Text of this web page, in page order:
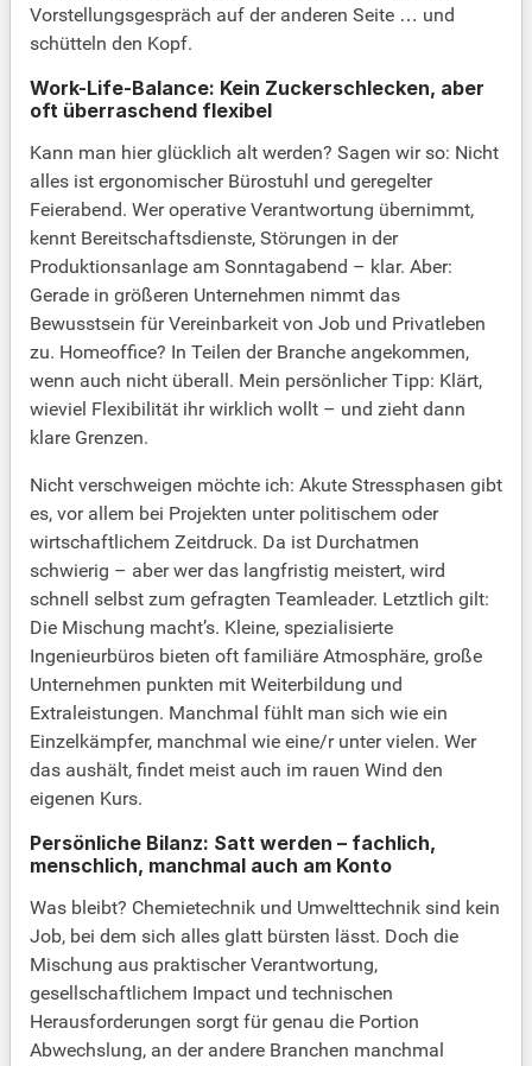
Vorstellungsgespräch auf der anderen Seite … und
schütteln den Kopf.
Work-Life-Balance: Kein Zuckerschlecken, aber
oft überraschend flexibel
Kann man hier glücklich alt werden? Sagen wir so: Nicht
alles ist ergonomischer Bürostuhl und geregelter
Feierabend. Wer operative Verantwortung übernimmt,
kennt Bereitschaftsdienste, Störungen in der
Produktionsanlage am Sonntagabend – klar. Aber:
Gerade in größeren Unternehmen nimmt das
Bewusstsein für Vereinbarkeit von Job und Privatleben
zu. Homeoffice? In Teilen der Branche angekommen,
wenn auch nicht überall. Mein persönlicher Tipp: Klärt,
wieviel Flexibilität ihr wirklich wollt – und zieht dann
klare Grenzen.
Nicht verschweigen möchte ich: Akute Stressphasen gibt
es, vor allem bei Projekten unter politischem oder
wirtschaftlichem Zeitdruck. Da ist Durchatmen
schwierig – aber wer das langfristig meistert, wird
schnell selbst zum gefragten Teamleader. Letztlich gilt:
Die Mischung macht’s. Kleine, spezialisierte
Ingenieurbüros bieten oft familiäre Atmosphäre, große
Unternehmen punkten mit Weiterbildung und
Extraleistungen. Manchmal fühlt man sich wie ein
Einzelkämpfer, manchmal wie eine/r unter vielen. Wer
das aushält, findet meist auch im rauen Wind den
eigenen Kurs.
Persönliche Bilanz: Satt werden – fachlich,
menschlich, manchmal auch am Konto
Was bleibt? Chemietechnik und Umwelttechnik sind kein
Job, bei dem sich alles glatt bürsten lässt. Doch die
Mischung aus praktischer Verantwortung,
gesellschaftlichem Impact und technischen
Herausforderungen sorgt für genau die Portion
Abwechslung, an der andere Branchen manchmal